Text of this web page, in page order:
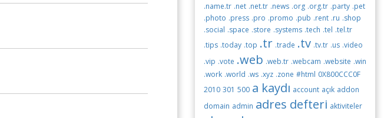
.name.tr .net .net.tr .news .org .org.tr .party .pet
.photo .press .pro .promo .pub .rent .ru .shop
.social .space .store .systems .tech .tel .tel.tr
.tips .today .top .tr .trade .tv .tv.tr .us .video
.vip .vote .web .web.tr .webcam .website .win
.work .world .ws .xyz .zone #html 0X800CCC0F
2010 301 500 a kaydı account açık addon
domain admin adres defteri aktiviteler